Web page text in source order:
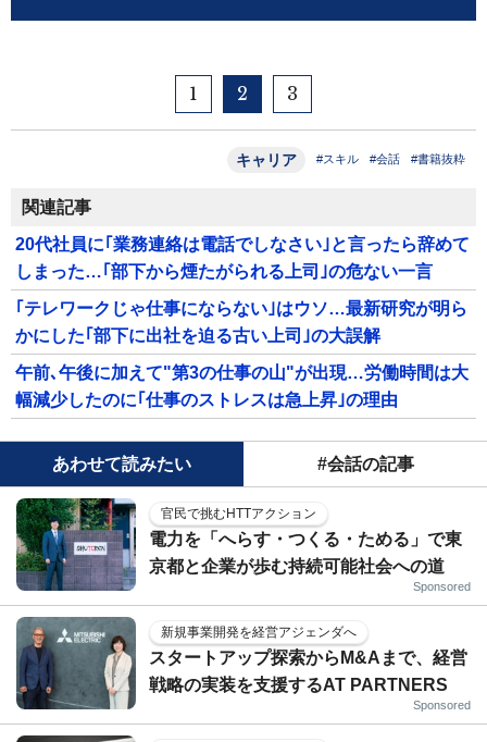
1 2 3
キャリア #スキル #会話 #書籍抜粋
関連記事
20代社員に｢業務連絡は電話でしなさい｣と言ったら辞めて
しまった…｢部下から煙たがられる上司｣の危ない一言
｢テレワークじゃ仕事にならない｣はウソ…最新研究が明ら
かにした｢部下に出社を迫る古い上司｣の大誤解
午前､午後に加えて"第3の仕事の山"が出現…労働時間は大
幅減少したのに｢仕事のストレスは急上昇｣の理由
あわせて読みたい #会話の記事
官民で挑むHTTアクション
電力を「へらす・つくる・ためる」で東
京都と企業が歩む持続可能社会への道
Sponsored
新規事業開発を経営アジェンダへ
スタートアップ探索からM&Aまで、経営
戦略の実装を支援するAT PARTNERS
Sponsored